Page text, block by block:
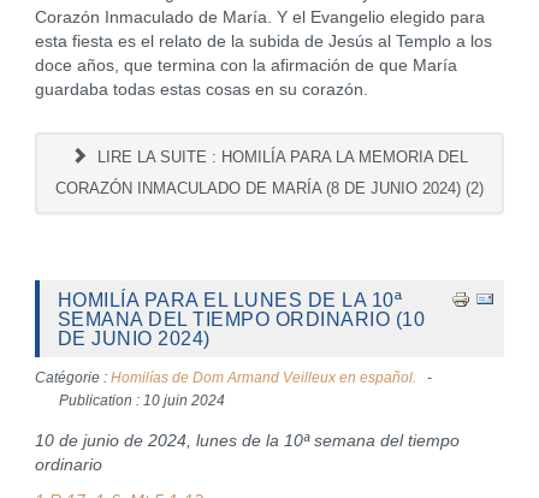
Corazón Inmaculado de María. Y el Evangelio elegido para
esta fiesta es el relato de la subida de Jesús al Templo a los
doce años, que termina con la afirmación de que María
guardaba todas estas cosas en su corazón.
LIRE LA SUITE : HOMILÍA PARA LA MEMORIA DEL
CORAZÓN INMACULADO DE MARÍA (8 DE JUNIO 2024) (2)
HOMILÍA PARA EL LUNES DE LA 10ª
SEMANA DEL TIEMPO ORDINARIO (10
DE JUNIO 2024)
Catégorie : Homilías de Dom Armand Veilleux en español.
Publication : 10 juin 2024
10 de junio de 2024, lunes de la 10ª semana del tiempo
ordinario